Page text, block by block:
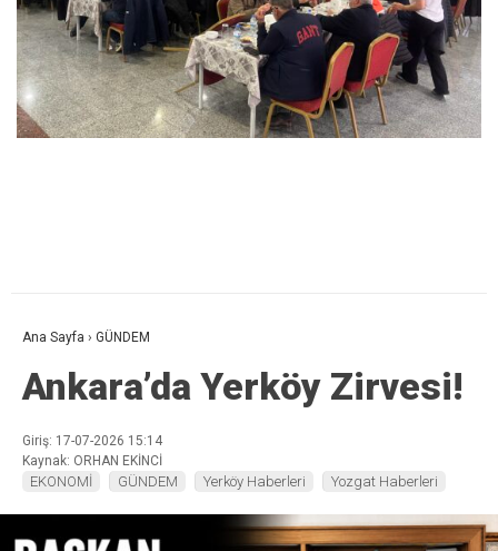
Ana Sayfa › GÜNDEM
Ankara’da Yerköy Zirvesi!
Giriş: 17-07-2026 15:14
Kaynak: ORHAN EKİNCİ
EKONOMİ GÜNDEM Yerköy Haberleri Yozgat Haberleri